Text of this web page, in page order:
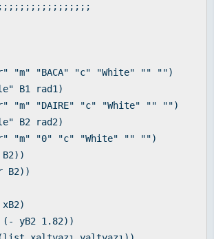
"m" "BACA" "c" "White" "" "")
B1 rad1)
"m" "DAIRE" "c" "White" "" "")
B2 rad2)
"m" "0" "c" "White" "" "")
B2))
yB2 1.82))